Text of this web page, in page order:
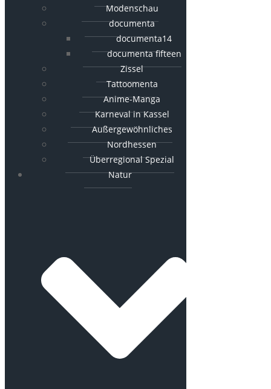
Modenschau
documenta
documenta14
documenta fifteen
Zissel
Tattoomenta
Anime-Manga
Karneval in Kassel
Außergewöhnliches
Nordhessen
Überregional Spezial
Natur